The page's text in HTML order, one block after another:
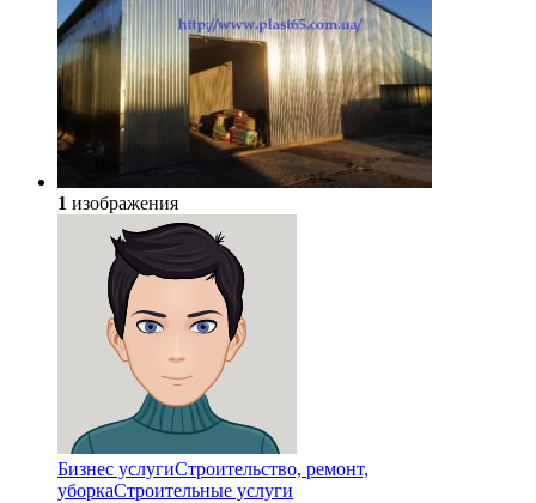
1 изображения
Бизнес услугиСтроительство, ремонт,
уборкаCтроительные услуги